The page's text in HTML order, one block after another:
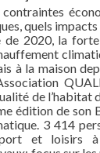
quels impacts
de 2020, la
à la maison
de l’habitat
édition de son
3 414
et loisirs